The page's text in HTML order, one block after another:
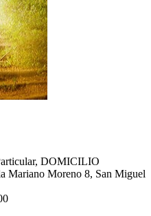
DOMICILIO
Mariano Moreno 8, San Miguel